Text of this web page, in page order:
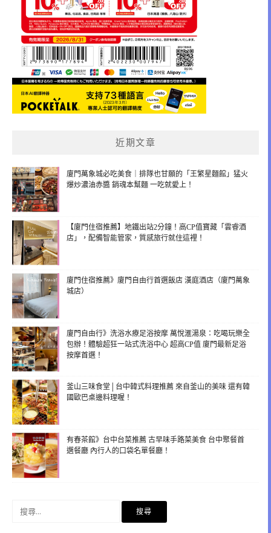
近期文章
廈門萬象城必吃美食｜排隊也甘願的「王繁星麵館」猛火
爆炒濃油赤醬 銷魂本幫麵 一吃就愛上！
【廈門住宿推薦】地鐵出站2分鐘！高CP值寶藏「雲睿酒
店」，配備智能管家，質感旅行就住這裡！
廈門住宿推薦》廈門自由行首選飯店 漢庭酒店（廈門萬象
城店）
廈門自由行》洗浴水療足浴按摩 萬悅滙湯泉：吃喝玩樂全
包辦！體驗超狂一站式洗浴中心 超高CP值 廈門最新足浴
按摩首選！
釜山三味食堂│台中韓式料理推薦 來自釜山的美味 還有韓
國歐巴桌邊料理喔！
有春茶館》台中台菜推薦 古早味手路菜美食 台中聚餐首
選餐廳 內行人的口袋名單餐廳！